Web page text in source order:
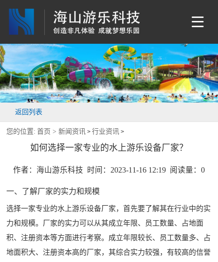
返回列表
您的位置: 首页 >新闻资讯 >行业资讯 >
如何选择一家专业的水上游乐设备厂家？
作者：海山游乐科技 时间：2023-11-16 12:19 阅读量： 0
一、了解厂家的实力和规模
选择一家专业的水上游乐设备厂家，首先要了解其在行业中的实
力和规模。厂家的实力可以从其成立年限、员工数量、占地面
积、注册资本等方面进行考察。成立年限较长、员工数量多、占
地面积大、注册资本高的厂家，其综合实力较强，有较高的信誉